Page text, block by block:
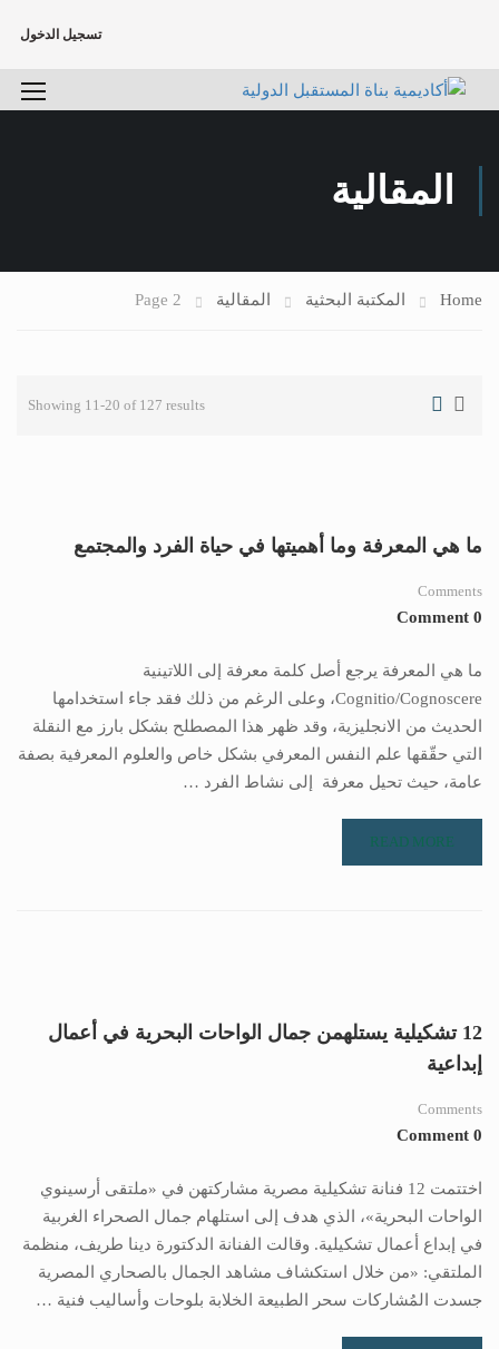
تسجيل الدخول
المقالية
Home المكتبة البحثية المقالية Page 2
Showing 11-20 of 127 results
ما هي المعرفة وما أهميتها في حياة الفرد والمجتمع
Comments
0 Comment
ما هي المعرفة يرجع أصل كلمة معرفة إلى اللاتينية
Cognitio/Cognoscere، وعلى الرغم من ذلك فقد جاء استخدامها
الحديث من الانجليزية، وقد ظهر هذا المصطلح بشكل بارز مع النقلة
التي حقّقها علم النفس المعرفي بشكل خاص والعلوم المعرفية بصفة
عامة، حيث تحيل معرفة إلى نشاط الفرد …
READ MORE
12 تشكيلية يستلهمن جمال الواحات البحرية في أعمال
إبداعية
Comments
0 Comment
اختتمت 12 فنانة تشكيلية مصرية مشاركتهن في «ملتقى أرسينوي
الواحات البحرية»، الذي هدف إلى استلهام جمال الصحراء الغربية
في إبداع أعمال تشكيلية. وقالت الفنانة الدكتورة دينا طريف، منظمة
الملتقي: «من خلال استكشاف مشاهد الجمال بالصحاري المصرية
جسدت المُشاركات سحر الطبيعة الخلابة بلوحات وأساليب فنية …